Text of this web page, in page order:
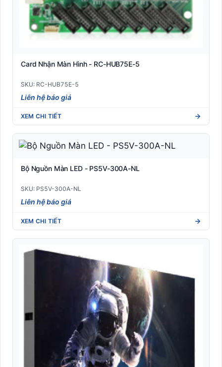
Card Nhận Màn Hình - RC-HUB75E-5
SKU: RC-HUB75E-5
Liên hệ báo giá
XEM CHI TIẾT
Bộ Nguồn Màn LED - PS5V-300A-NL
SKU: PS5V-300A-NL
Liên hệ báo giá
XEM CHI TIẾT